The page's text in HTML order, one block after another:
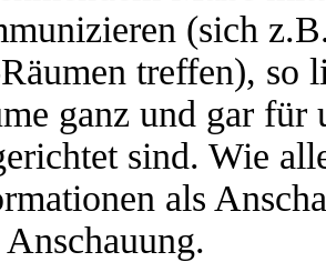
(sich
treffen), so
ganz und gar
sind. Wie
als